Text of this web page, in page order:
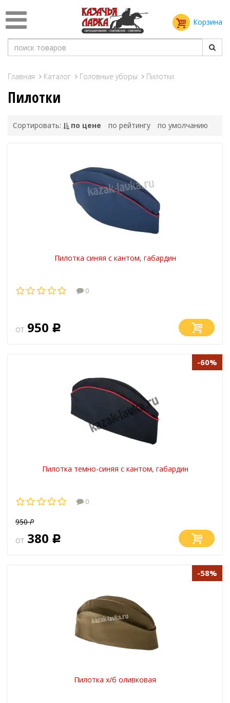
Корзина
Главная Каталог Головные уборы Пилотки
Пилотки
Сортировать: по цене по рейтингу по умолчанию
Пилотка синяя с кантом, габардин
0
от 950 Р
Пилотка темно-синяя с кантом, габардин
0
950Р
от 380 Р
-60%
Пилотка х/б оливковая
-58%